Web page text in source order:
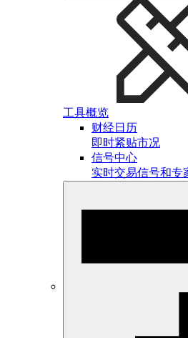
工具概览
财经日历
即时紧贴市况
信号中心
实时交易信号和专